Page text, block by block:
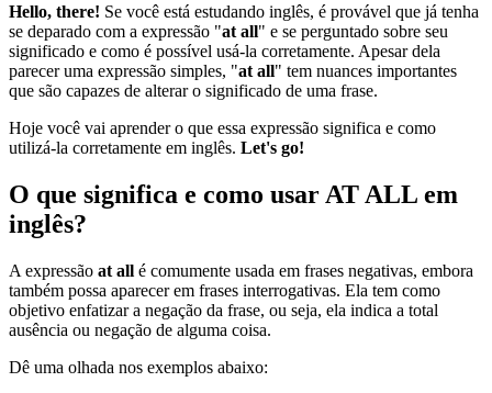
Hello, there! Se você está estudando inglês, é provável que já tenha
se deparado com a expressão "at all" e se perguntado sobre seu
significado e como é possível usá-la corretamente. Apesar dela
parecer uma expressão simples, "at all" tem nuances importantes
que são capazes de alterar o significado de uma frase.
Hoje você vai aprender o que essa expressão significa e como
utilizá-la corretamente em inglês. Let's go!
O que significa e como usar AT ALL em
inglês?
A expressão at all é comumente usada em frases negativas, embora
também possa aparecer em frases interrogativas. Ela tem como
objetivo enfatizar a negação da frase, ou seja, ela indica a total
ausência ou negação de alguma coisa.
Dê uma olhada nos exemplos abaixo: